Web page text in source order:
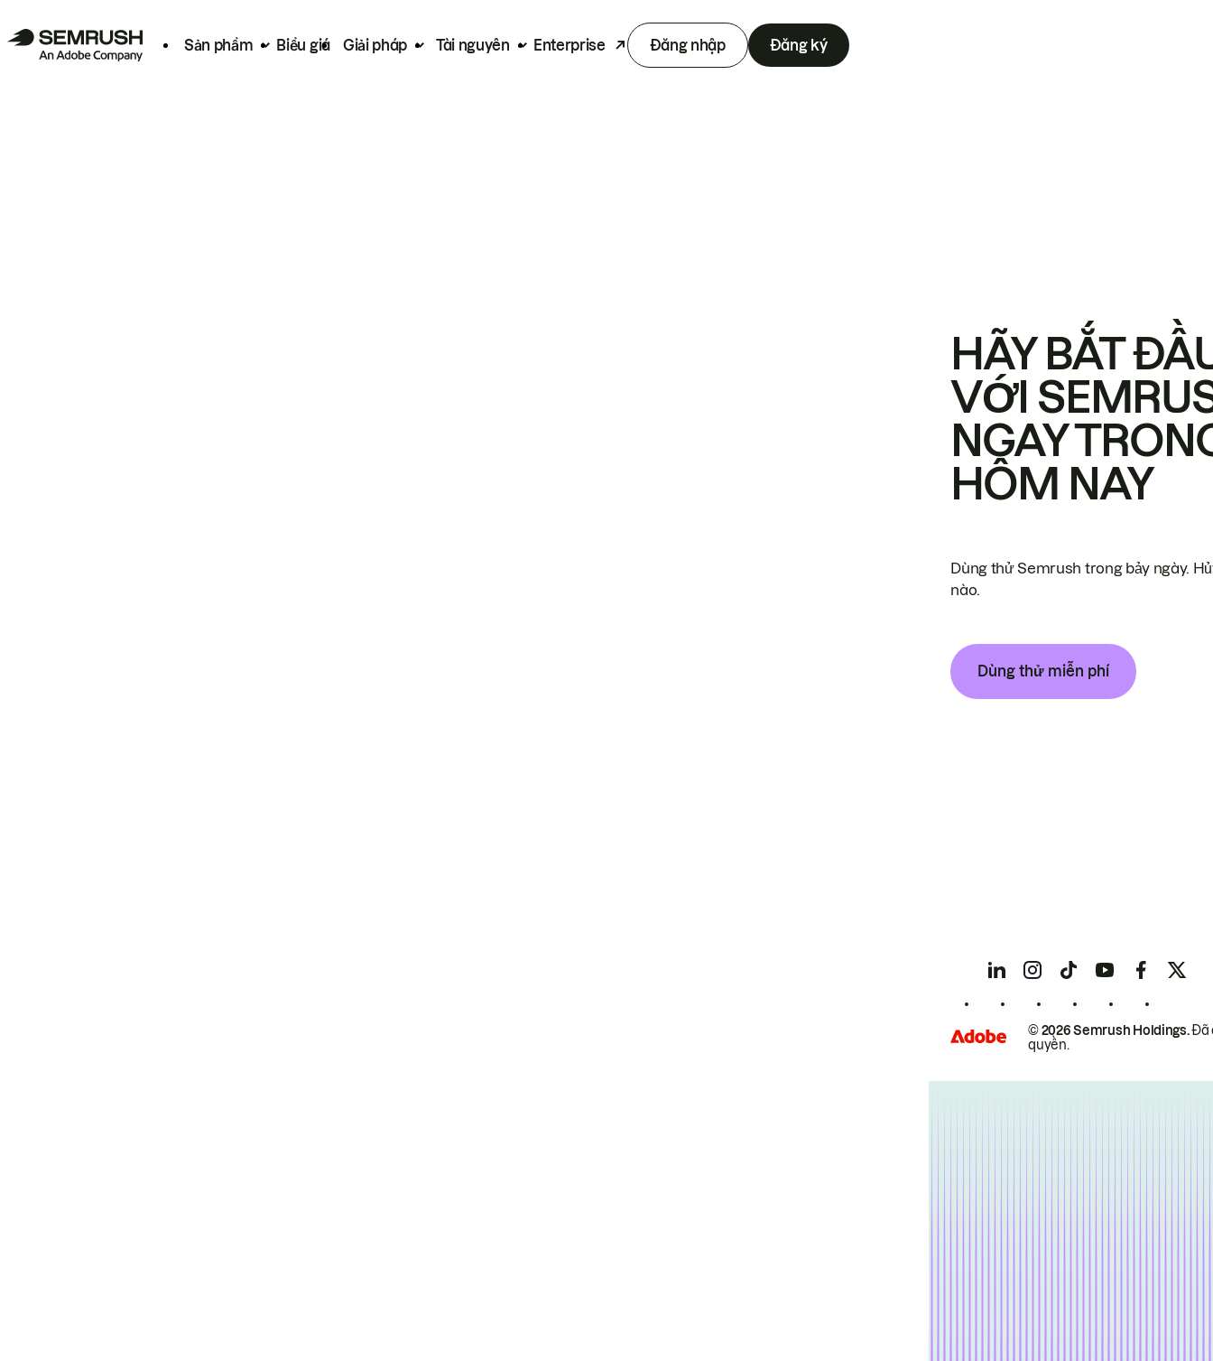
Sản phẩm Biểu giá Giải pháp Tài nguyên Enterprise Đăng nhập Đăng ký
HÃY BẮT
VỚI
NGAY
HÔM NAY
Dùng thử Semrush trong bảy ngày.
nào.
Dùng thử miễn phí
© 2026 Semrush Holdings.Đã
quyền.